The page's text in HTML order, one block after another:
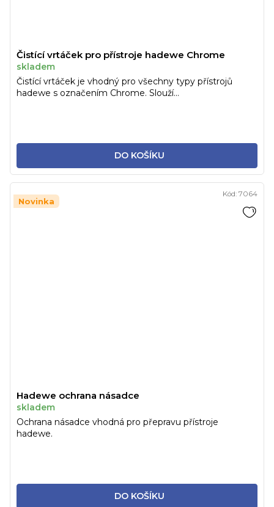
Čistící vrtáček pro přístroje hadewe Chrome
skladem
DO KOŠÍKU
Čistící vrtáček je vhodný pro všechny typy přístrojů
hadewe s označením Chrome. Slouží...
Novinka
Hadewe ochrana násadce
skladem
DO KOŠÍKU
Ochrana násadce vhodná pro přepravu přístroje
hadewe.
Kód: 7064